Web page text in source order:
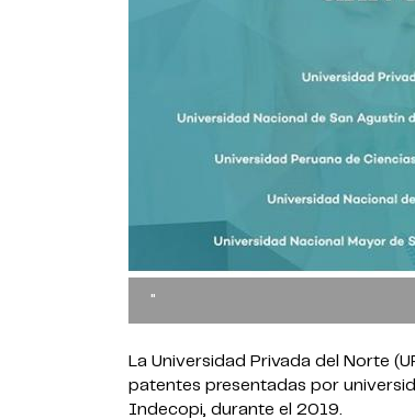
"
La Universidad Privada del Norte
patentes presentadas por
Indecopi, durante el 2019.